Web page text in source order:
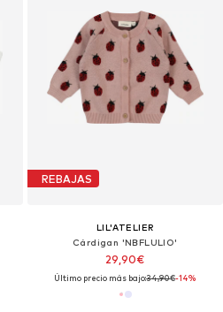
REBAJAS
LIL'ATELIER
Cárdigan 'NBFLULIO'
29,90€
Último precio más bajo:34,90€-14%